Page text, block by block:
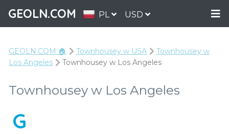
GEOLN.COM PL USD
GEOLN.COM 🏠 Townhousey w USA
Townhousey w
Los Angeles
Townhousey w Los Angeles
Townhousey w Los Angeles
G